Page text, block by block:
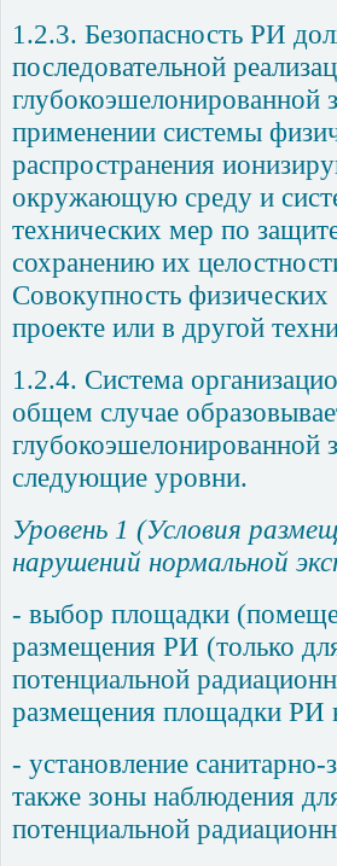
1.2.3. Безопасность РИ
последовательной
глубокоэшелонированной
применении системы
распространения
окружающую среду и
технических мер по
сохранению их
Совокупность физических
проекте или в другой
1.2.4. Система
общем случае
глубокоэшелонированной
следующие уровни.
Уровень 1 (Условия
нарушений нормальной
- выбор площадки
размещения РИ (только
потенциальной
размещения площадки РИ
- установление
также зоны наблюдения
потенциальной